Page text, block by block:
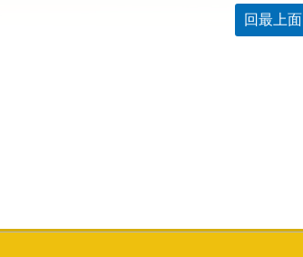
回最上面